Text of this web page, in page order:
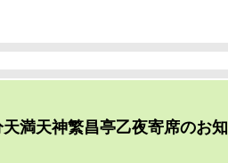
天神繁昌亭乙夜寄席のお知